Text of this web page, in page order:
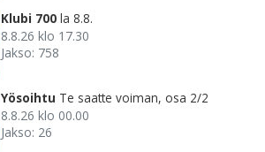
Klubi 700 la 8.8.
8.8.26 klo 17.30
Jakso: 758
Yösoihtu Te saatte voiman, osa 2/2
8.8.26 klo 00.00
Jakso: 26